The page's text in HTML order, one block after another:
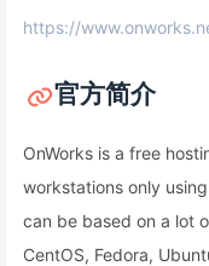
https://
官方简介
OnWorks is a free
workstations only
can be based on a lot
CentOS, Fedora,